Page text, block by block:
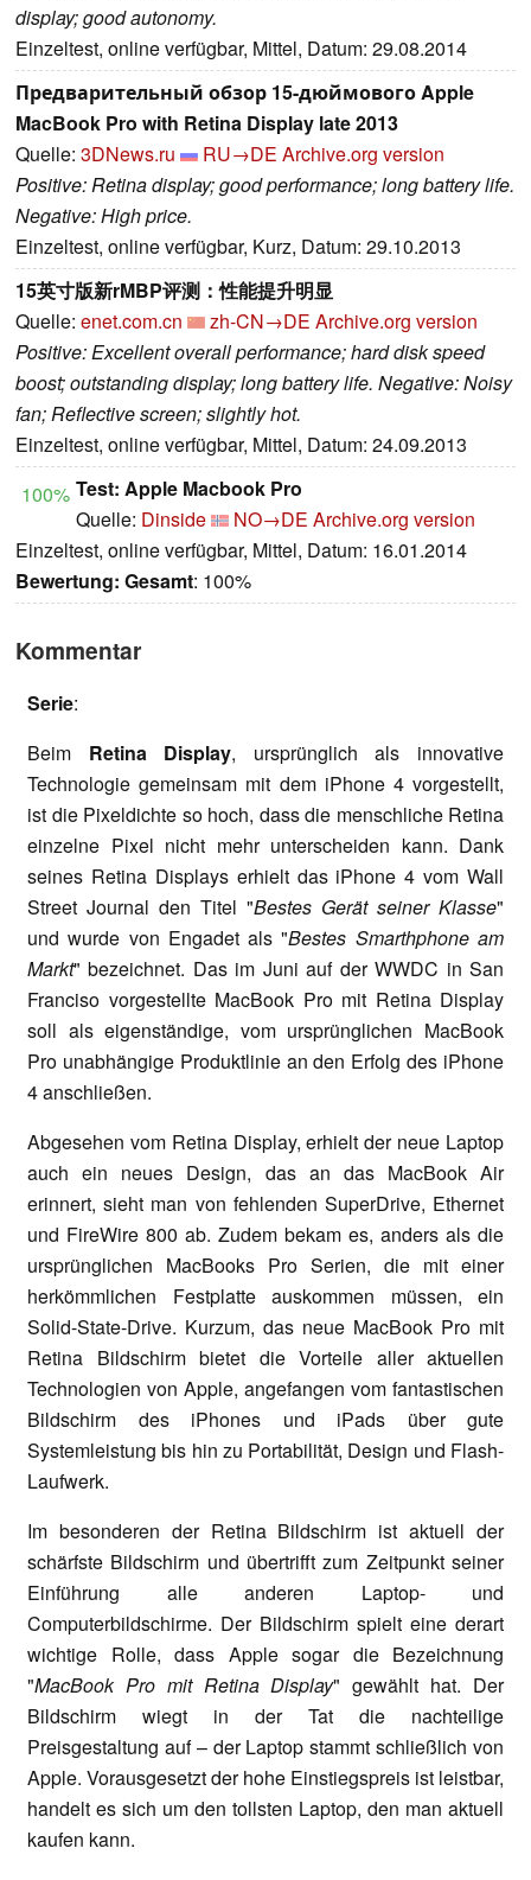
display; good autonomy.
Einzeltest, online verfügbar, Mittel, Datum: 29.08.2014
Предварительный обзор 15-дюймового Apple
MacBook Pro with Retina Display late 2013
Quelle: 3DNews.ru RU→DE Archive.org version
Positive: Retina display; good performance; long battery life.
Negative: High price.
Einzeltest, online verfügbar, Kurz, Datum: 29.10.2013
15英寸版新rMBP评测：性能提升明显
Quelle: enet.com.cn zh-CN→DE Archive.org version
Positive: Excellent overall performance; hard disk speed
boost; outstanding display; long battery life. Negative: Noisy
fan; Reflective screen; slightly hot.
Einzeltest, online verfügbar, Mittel, Datum: 24.09.2013
100% Test: Apple Macbook Pro
Quelle: Dinside NO→DE Archive.org version
Einzeltest, online verfügbar, Mittel, Datum: 16.01.2014
Bewertung: Gesamt: 100%
Kommentar
Serie:
Beim Retina Display, ursprünglich als innovative
Technologie gemeinsam mit dem iPhone 4 vorgestellt,
ist die Pixeldichte so hoch, dass die menschliche Retina
einzelne Pixel nicht mehr unterscheiden kann. Dank
seines Retina Displays erhielt das iPhone 4 vom Wall
Street Journal den Titel "Bestes Gerät seiner Klasse"
und wurde von Engadet als "Bestes Smarthphone am
Markt" bezeichnet. Das im Juni auf der WWDC in San
Franciso vorgestellte MacBook Pro mit Retina Display
soll als eigenständige, vom ursprünglichen MacBook
Pro unabhängige Produktlinie an den Erfolg des iPhone
4 anschließen.
Abgesehen vom Retina Display, erhielt der neue Laptop
auch ein neues Design, das an das MacBook Air
erinnert, sieht man von fehlenden SuperDrive, Ethernet
und FireWire 800 ab. Zudem bekam es, anders als die
ursprünglichen MacBooks Pro Serien, die mit einer
herkömmlichen Festplatte auskommen müssen, ein
Solid-State-Drive. Kurzum, das neue MacBook Pro mit
Retina Bildschirm bietet die Vorteile aller aktuellen
Technologien von Apple, angefangen vom fantastischen
Bildschirm des iPhones und iPads über gute
Systemleistung bis hin zu Portabilität, Design und Flash-
Laufwerk.
Im besonderen der Retina Bildschirm ist aktuell der
schärfste Bildschirm und übertrifft zum Zeitpunkt seiner
Einführung alle anderen Laptop- und
Computerbildschirme. Der Bildschirm spielt eine derart
wichtige Rolle, dass Apple sogar die Bezeichnung
"MacBook Pro mit Retina Display" gewählt hat. Der
Bildschirm wiegt in der Tat die nachteilige
Preisgestaltung auf – der Laptop stammt schließlich von
Apple. Vorausgesetzt der hohe Einstiegspreis ist leistbar,
handelt es sich um den tollsten Laptop, den man aktuell
kaufen kann.